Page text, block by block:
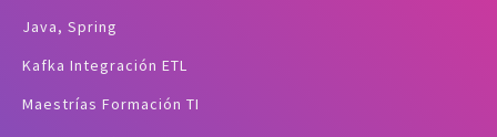
Java, Spring
Kafka Integración ETL
Maestrías Formación TI